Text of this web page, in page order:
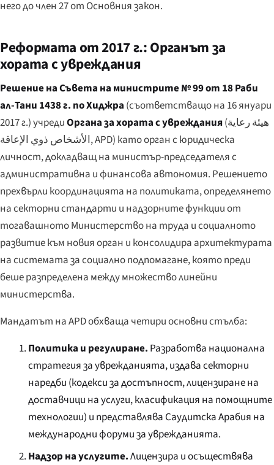
него до член 27 от Основния закон.
Реформата от 2017 г.: Органът за
хората с увреждания
Решение на Съвета на министрите № 99 от 18 Раби
ал-Тани 1438 г. по Хиджра (съответстващо на 16 януари
2017 г.) учредиОргана за хората с увреждания(هيئة رعاية
الأشخاص ذوي الإعاقة, APD) като орган с юридическа
личност, докладващ на министър-председателя с
административна и финансова автономия. Решението
прехвърли координацията на политиката, определянето
на секторни стандарти и надзорните функции от
тогавашното Министерство на труда и социалното
развитие към новия орган и консолидира архитектурата
на системата за социално подпомагане, която преди
беше разпределена между множество линейни
министерства.
Мандатът на APD обхваща четири основни стълба:
Политика и регулиране. Разработва национална
стратегия за уврежданията, издава секторни
наредби (кодекси за достъпност, лицензиране на
доставчици на услуги, класификация на помощните
технологии) и представлява Саудитска Арабия на
международни форуми за уврежданията.
Надзор на услугите.Лицензира и осъществява